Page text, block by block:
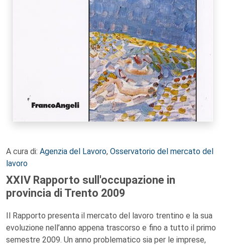
A cura di: Agenzia del Lavoro, Osservatorio del mercato del
lavoro
XXIV Rapporto sull'occupazione in
provincia di Trento 2009
Il Rapporto presenta il mercato del lavoro trentino e la sua
evoluzione nell’anno appena trascorso e fino a tutto il primo
semestre 2009. Un anno problematico sia per le imprese,